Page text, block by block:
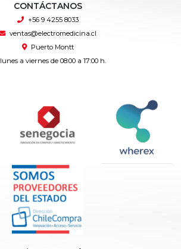
CONTÁCTANOS
+56 9 4255 8033
ventas@electromedicina.cl
Puerto Montt
lunes a viernes de 08:00 a 17:00 h.